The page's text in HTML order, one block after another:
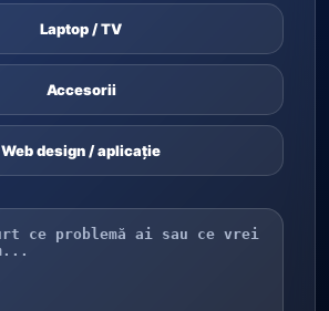
Laptop / TV
Accesorii
Web design / aplicație